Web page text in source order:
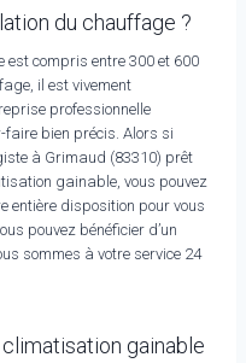
du chauffage ?
est compris entre 300 et 600
il est vivement
professionnelle
faire bien précis. Alors si
à Grimaud (83310) prêt
gainable, vous pouvez
entière disposition pour vous
pouvez bénéficier d’un
sommes à votre service 24
climatisation gainable